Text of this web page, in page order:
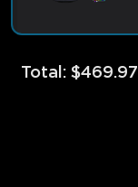
Total : $469.97